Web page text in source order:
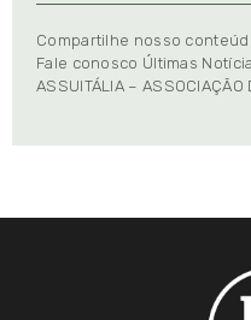
Compartilhe nosso
Fale conosco Últimas
ASSUITÁLIA – ASSOCIAÇÃO